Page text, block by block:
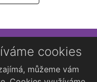
o Kutné Hoře?
cookies
můžeme vám